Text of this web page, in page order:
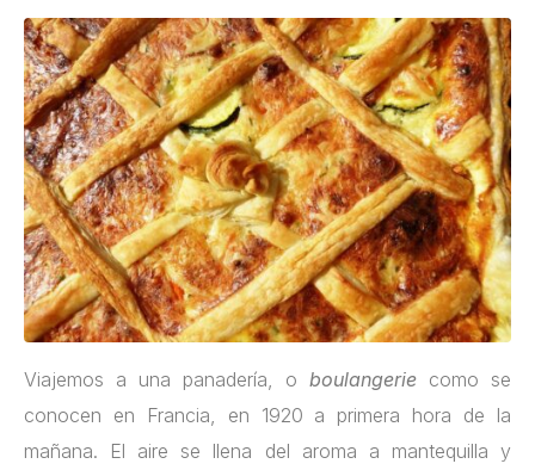
Viajemos a una panadería, o boulangerie como se
conocen en Francia, en 1920 a primera hora de la
mañana. El aire se llena del aroma a mantequilla y